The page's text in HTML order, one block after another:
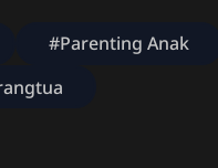
#Parenting Anak